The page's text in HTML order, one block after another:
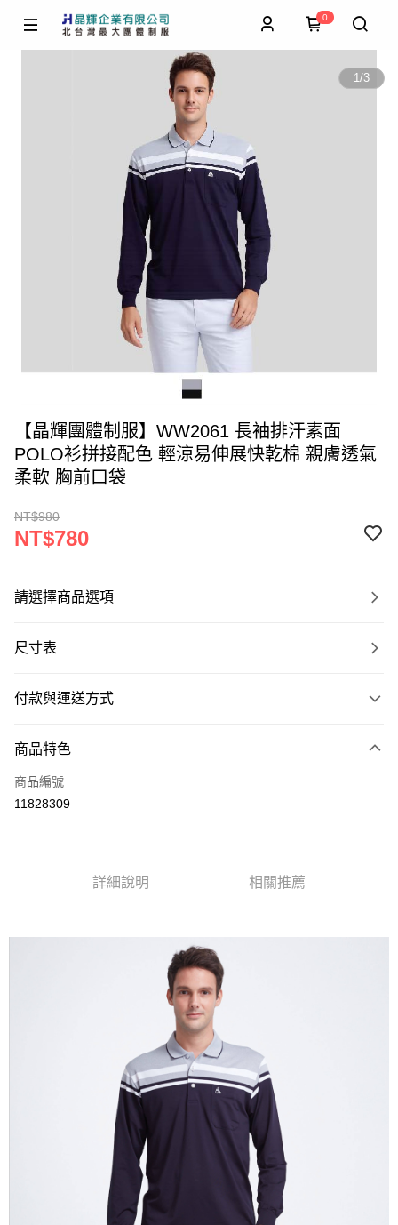
0
1/3
【晶輝團體制服】WW2061 長袖排汗素面
POLO衫拼接配色 輕涼易伸展快乾棉 親膚透氣
柔軟 胸前口袋
NT$980
NT$780
請選擇商品選項
尺寸表
付款與運送方式
信用卡一次付款
運送方式
商品特色
商品編號
11828309
詳細說明 相關推薦